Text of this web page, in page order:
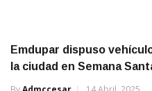
Emdupar dispuso
la ciudad en Semana